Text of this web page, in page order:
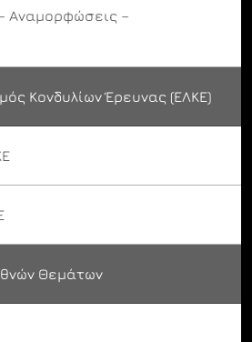
Αναμορφώσεις –
Κονδυλίων Έρευνας (ΕΛΚΕ)
Θεμάτων